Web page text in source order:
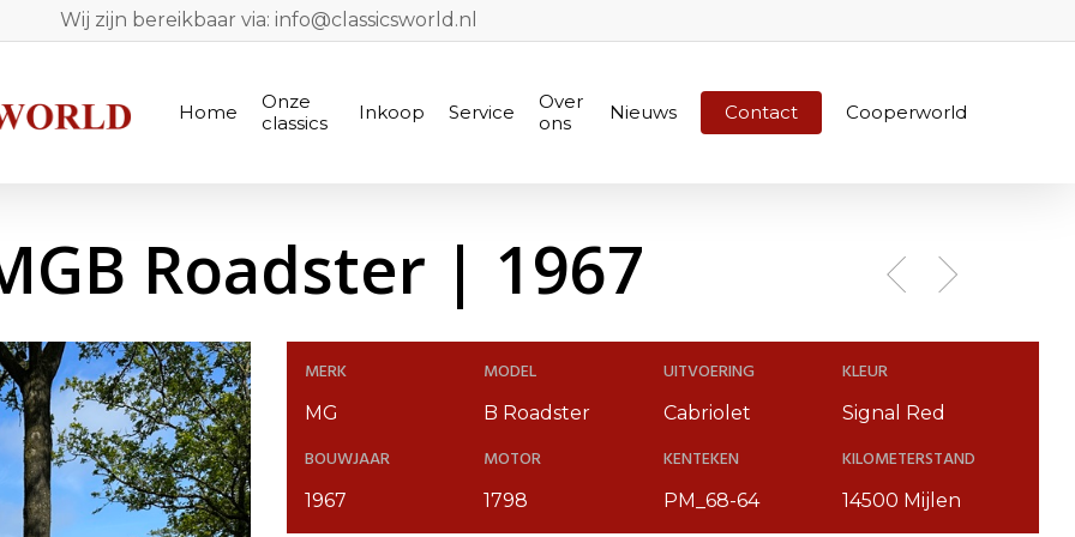
Wij zijn bereikbaar via: info@classicsworld.nl
Home
Onze
classics
Inkoop Service
Over
ons
Nieuws Contact Cooperworld
Roadster | 1967
MERK
MG
MODEL
B Roadster
UITVOERING
Cabriolet
KLEUR
Signal Red
BOUWJAAR
1967
MOTOR
1798
KENTEKEN
PM_68-64
KILOMETERSTAND
14500 Mijlen